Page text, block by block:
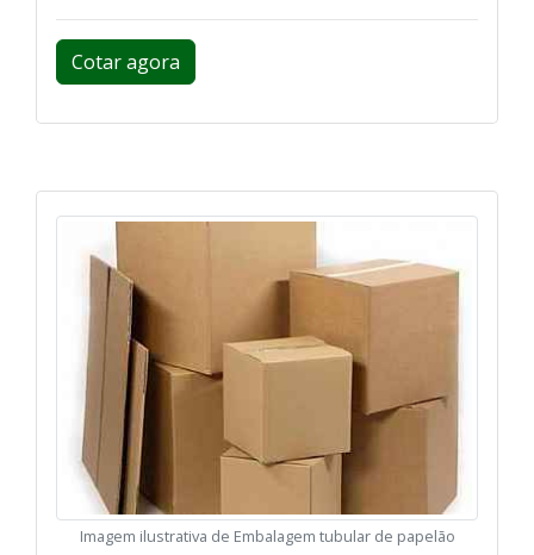
Cotar agora
Imagem ilustrativa de Embalagem tubular de papelão